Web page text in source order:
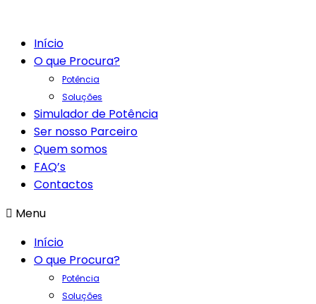
Início
O que Procura?
Potência
Soluções
Simulador de Potência
Ser nosso Parceiro
Quem somos
FAQ’s
Contactos
Menu
Início
O que Procura?
Potência
Soluções